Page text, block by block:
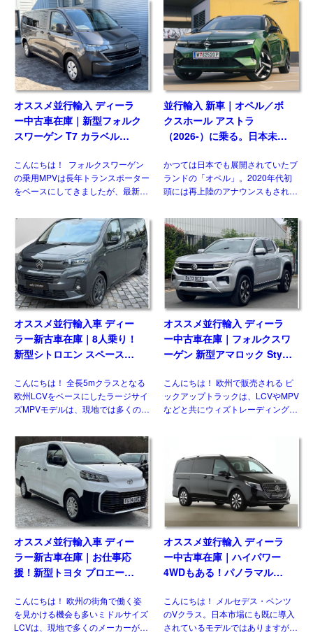
合わせおよび並行輸入実績の多いジ
ャンルのひとつです。& […]
vRS(Skoda Octavia vRS）です。
グレード追加で […]
オススメ並行輸入 ディーラ
ー中古車在庫｜新型フォルク
スワーゲン T7 カラベル
8AT 左ハンドル
こんにちは！ フォルクスワーゲン
の乗用MPVは長年トランスポーター
をベースにしてきましたが、最新の
た。マルチバンやカリフォルニアが
乗用車系プラットフォームを採用し
たモデルとして […]
並行輸入 新車｜オペル／ボ
クスホール アストラ
（2026-）に乗る。日本未導
要・スペック・価格の情報。
かつては日本でも展開されていたブ
ランドの「オペル」。2020年代初
頭には再上陸のアナウンスもされま
ません。一方欧州では積極的なモデ
ル展開を行っており、ベストセラー
の基幹モデルがフェイスリフ […]
オススメ並行輸入車 ディー
ラー新古車在庫｜8人乗り！
新型シトロエン スペースツ
180 M 8AT 左ハンドル
こんにちは！ 全長5mクラスとなる
欧州LCVをベースにしたラージサイ
ズMPVモデルは、現地では多くのメ
状日本市場には正規導入されている
モデルはありません。そのなかでも
多くの兄弟車をもつモデ […]
オススメ並行輸入 ディーラ
ー中古車在庫｜フォルクスワ
ーゲン 新型アマロック Style
ドル
こんにちは！ 欧州で販売される ピ
ックアップトラックは、LCVやMPV
などと共にウィズトレーディング
イラックスに続 […]
オススメ並行輸入車 ディー
ラー新古車在庫｜お仕事応
援！新型トヨタ プロエース
3人乗り6MT 右ハンドル
こんにちは！ 欧州の街角で働く姿
を見かける機会も多いミドルサイズ
LCVは、現地で多くのメーカーがラ
オススメ並行輸入 ディーラ
ー中古車在庫｜ハイパワー
4WDもある！パノラマルー
ス V300d アバンギャルド ロ
ング 4Matic 9G-Tronic 左ハ
ンドル
こんにちは！ メルセデス・ベンツ
のVクラス。日本市場にも既に導入
されているモデルではありますが、